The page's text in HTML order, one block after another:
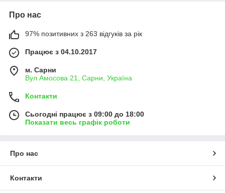
Про нас
97% позитивних з 263 відгуків за рік
Працює з 04.10.2017
м. Сарни
Вул Амосова 21, Сарни, Україна
Контакти
Сьогодні працює з 09:00 до 18:00
Показати весь графік роботи
Про нас
Контакти